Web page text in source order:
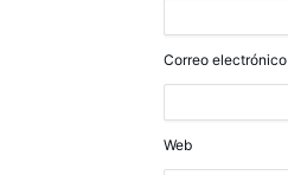
Correo electrónico
Web